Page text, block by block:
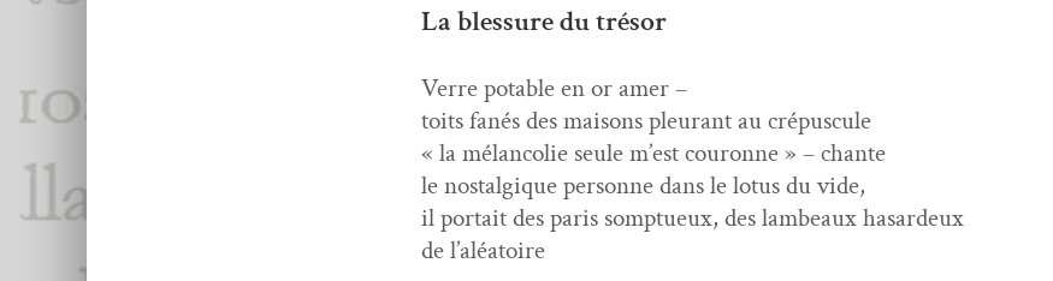
La blessure du trésor
Verre potable en or amer –
toits fanés des maisons pleu­rant au crépuscule
« la mélan­col­ie seule m’est couronne » – chante
le nos­tal­gique per­son­ne dans le lotus du vide,
il por­tait des paris somptueux, des lam­beaux hasardeux
de l’aléatoire